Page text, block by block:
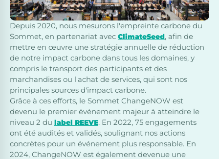
Depuis 2020, nous mesurons l'empreinte carbone du
Sommet, en partenariat avec ClimateSeed, afin de
mettre en œuvre une stratégie annuelle de réduction
de notre impact carbone dans tous les domaines, y
compris le transport des participants et des
marchandises ou l'achat de services, qui sont nos
principales sources d'impact carbone.
Grâce à ces efforts, le Sommet ChangeNOW est
devenu le premier événement majeur à atteindre le
niveau 2 du label REEVE. En 2022, 75 engagements
ont été audités et validés, soulignant nos actions
concrètes pour un événement plus responsable. En
2024, ChangeNOW est également devenue une